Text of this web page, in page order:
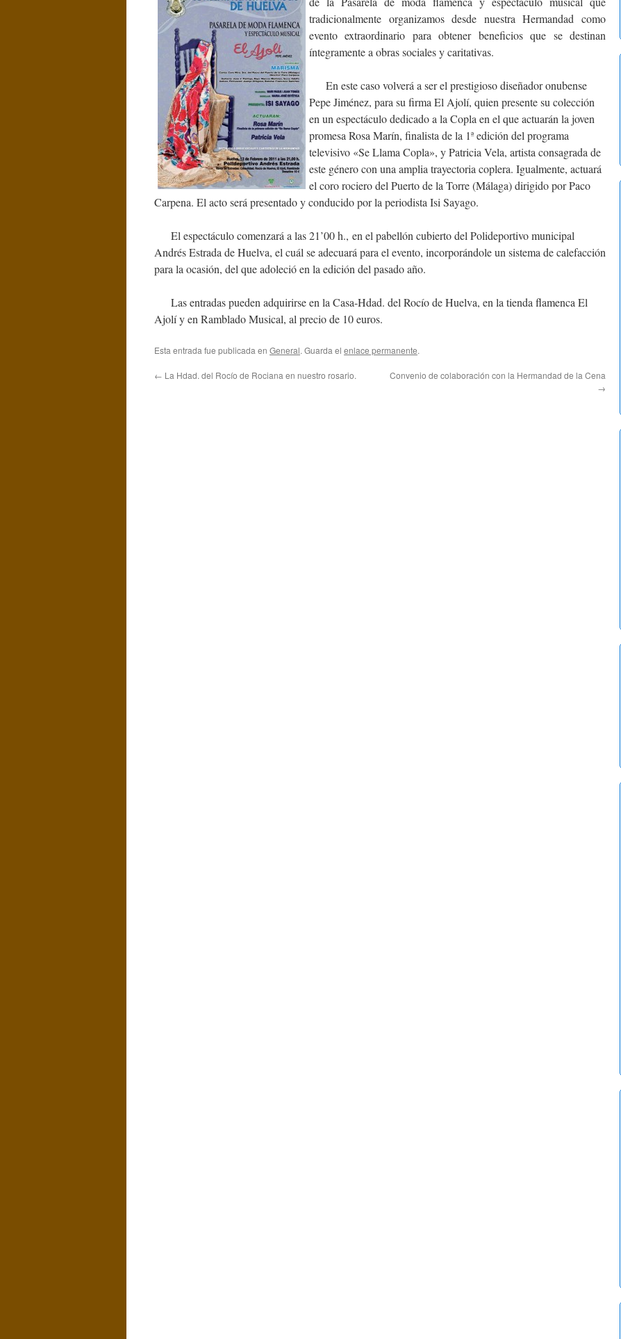
tradicionalmente organizamos desde nuestra Hermandad como
evento extraordinario para obtener beneficios que se destinan
íntegramente a obras sociales y caritativas.
En este caso volverá a ser el prestigioso diseñador onubense
Pepe Jiménez, para su firma El Ajolí, quien presente su colección
en un espectáculo dedicado a la Copla en el que actuarán la joven
promesa Rosa Marín, finalista de la 1ª edición del programa
televisivo «Se Llama Copla», y Patricia Vela, artista consagrada de
este género con una amplia trayectoria coplera. Igualmente, actuará
el coro rociero del Puerto de la Torre (Málaga) dirigido por Paco
Carpena. El acto será presentado y conducido por la periodista Isi Sayago.
El espectáculo comenzará a las 21’00 h., en el pabellón cubierto del Polideportivo municipal
Andrés Estrada de Huelva, el cuál se adecuará para el evento, incorporándole un sistema de calefacción
para la ocasión, del que adoleció en la edición del pasado año.
Las entradas pueden adquirirse en la Casa-Hdad. del Rocío de Huelva, en la tienda flamenca El
Ajolí y en Ramblado Musical, al precio de 10 euros.
Esta entrada fue publicada en General. Guarda el enlace permanente.
← La Hdad. del Rocío de Rociana en nuestro rosario.
Convenio de colaboración con la Hermandad de la Cena
→